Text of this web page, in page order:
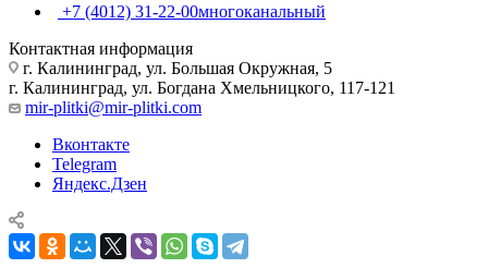
+7 (4012) 31-22-00многоканальный
Контактная информация
г. Калининград, ул. Большая Окружная, 5
г. Калининград, ул. Богдана Хмельницкого, 117-121
mir-plitki@mir-plitki.com
Вконтакте
Telegram
Яндекс.Дзен